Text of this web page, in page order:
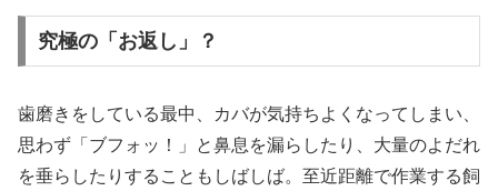
究極の「お返し」？
歯磨きをしている最中、カバが気持ちよくなってしまい、
思わず「ブフォッ！」と鼻息を漏らしたり、大量のよだれ
を垂らしたりすることもしばしば。至近距離で作業する飼